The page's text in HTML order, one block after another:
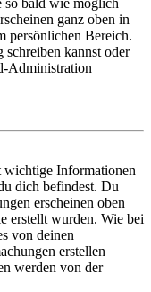
ganz oben in
persönlichen Bereich.
kannst oder
Administration
wichtige Informationen
dich befindest. Du
erscheinen oben
erstellt wurden. Wie bei
von deinen
erstellen
werden von der